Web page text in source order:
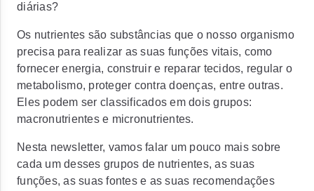
diárias?
Os nutrientes são substâncias que o nosso organismo
precisa para realizar as suas funções vitais, como
fornecer energia, construir e reparar tecidos, regular o
metabolismo, proteger contra doenças, entre outras.
Eles podem ser classificados em dois grupos:
macronutrientes e micronutrientes.
Nesta newsletter, vamos falar um pouco mais sobre
cada um desses grupos de nutrientes, as suas
funções, as suas fontes e as suas recomendações